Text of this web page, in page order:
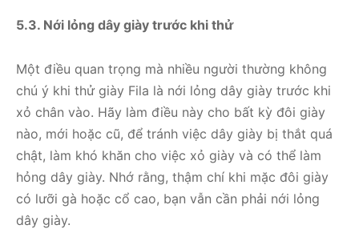
5.3. Nới lỏng dây giày trước khi thử
Một điều quan trọng mà nhiều người thường không
chú ý khi thử giày Fila là nới lỏng dây giày trước khi
xỏ chân vào. Hãy làm điều này cho bất kỳ đôi giày
nào, mới hoặc cũ, để tránh việc dây giày bị thắt quá
chật, làm khó khăn cho việc xỏ giày và có thể làm
hỏng dây giày. Nhớ rằng, thậm chí khi mặc đôi giày
có lưỡi gà hoặc cổ cao, bạn vẫn cần phải nới lỏng
dây giày.